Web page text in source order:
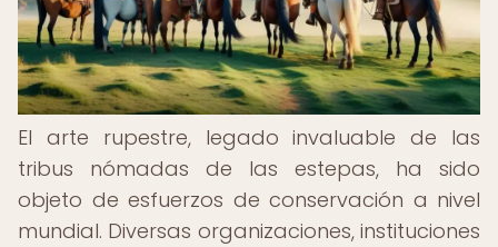
El arte rupestre, legado invaluable de las
tribus nómadas de las estepas, ha sido
objeto de esfuerzos de conservación a nivel
mundial. Diversas organizaciones, instituciones